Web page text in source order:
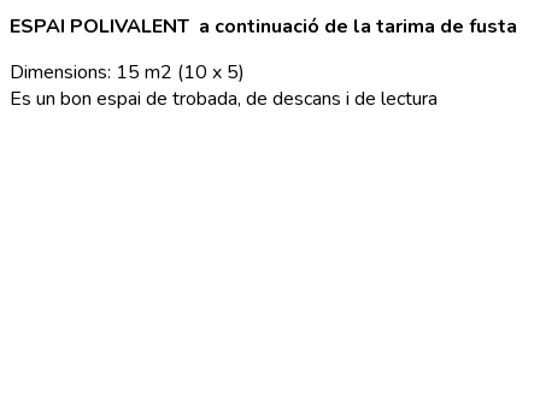
ESPAI POLIVALENT a continuació de la tarima de fusta
Dimensions: 15 m2 (10 x 5)
Es un bon espai de trobada, de descans i de lectura